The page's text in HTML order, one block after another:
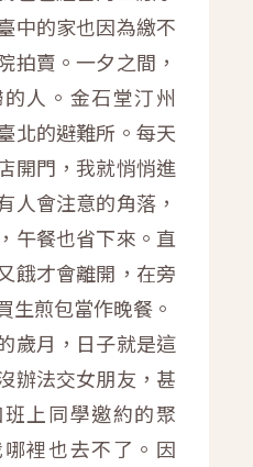
中的家也因為繳不
拍賣。一夕之間，
人。金石堂汀州
北的避難所。每天
開門，我就悄悄進
人會注意的角落，
午餐也省下來。直
餓才會離開，在旁
生煎包當作晚餐。
歲月，日子就是這
辦法交女朋友，甚
上同學邀約的聚
裡也去不了。因